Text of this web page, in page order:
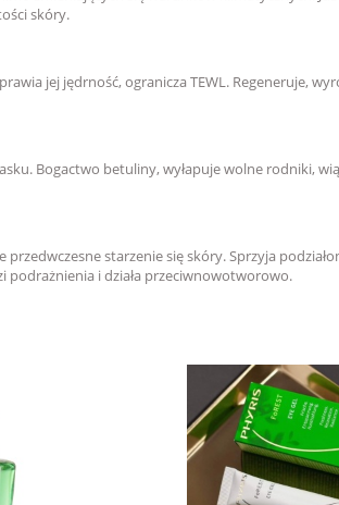
skóry.
jej jędrność, ogranicza TEWL. Regeneruje,
Bogactwo betuliny, wyłapuje wolne rodniki,
starzenie się skóry. Sprzyja
podrażnienia i działa przeciwnowotworowo.